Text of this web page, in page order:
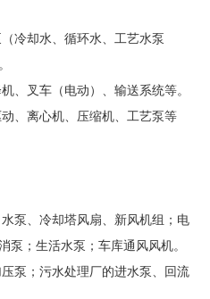
冷却水、循环水、工艺水泵
、叉车（电动）、输送系统等。
、离心机、压缩机、工艺泵等
泵、冷却塔风扇、新风机组；电
泵；生活水泵；车库通风风机。
泵；污水处理厂的进水泵、回流